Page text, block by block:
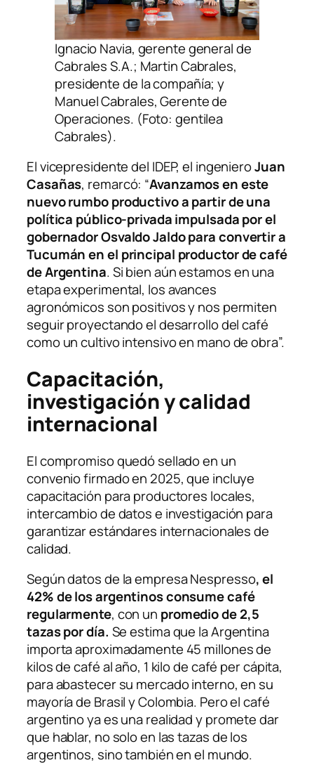
Ignacio Navia, gerente general de
Cabrales S.A.; Martin Cabrales,
presidente de la compañía; y
Manuel Cabrales, Gerente de
Operaciones. (Foto: gentilea
Cabrales).
El vicepresidente del IDEP, el ingenieroJuan
Casañas, remarcó: “Avanzamos en este
nuevo rumbo productivo a partir de una
política público-privada impulsada por el
gobernador Osvaldo Jaldo para convertir a
Tucumán en el principal productor de café
de Argentina. Si bien aún estamos en una
etapa experimental, los avances
agronómicos son positivos y nos permiten
seguir proyectando el desarrollo del café
como un cultivo intensivo en mano de obra”.
Capacitación,
investigación y calidad
internacional
El compromiso quedó sellado en un
convenio firmado en 2025, que incluye
capacitación para productores locales,
intercambio de datos e investigación para
garantizar estándares internacionales de
calidad.
Según datos de la empresaNespresso, el
42% de los argentinos consume café
regularmente, con un promedio de 2,5
tazas por día. Se estima que la Argentina
importa aproximadamente 45 millones de
kilos de café al año, 1 kilo de café per cápita,
para abastecer su mercado interno, en su
mayoría de Brasil y Colombia. Pero el café
argentino ya es una realidad y promete dar
que hablar, no solo en las tazas de los
argentinos, sino también en el mundo.